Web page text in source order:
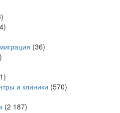
(36)
и клиники (570)
(2 187)